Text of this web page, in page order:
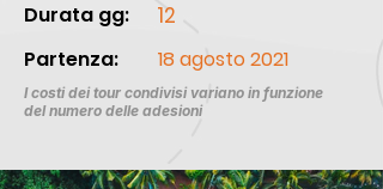
Durata gg:
12
Partenza: 18 agosto 2021
I costi dei tour condivisi variano in funzione
del numero delle adesioni